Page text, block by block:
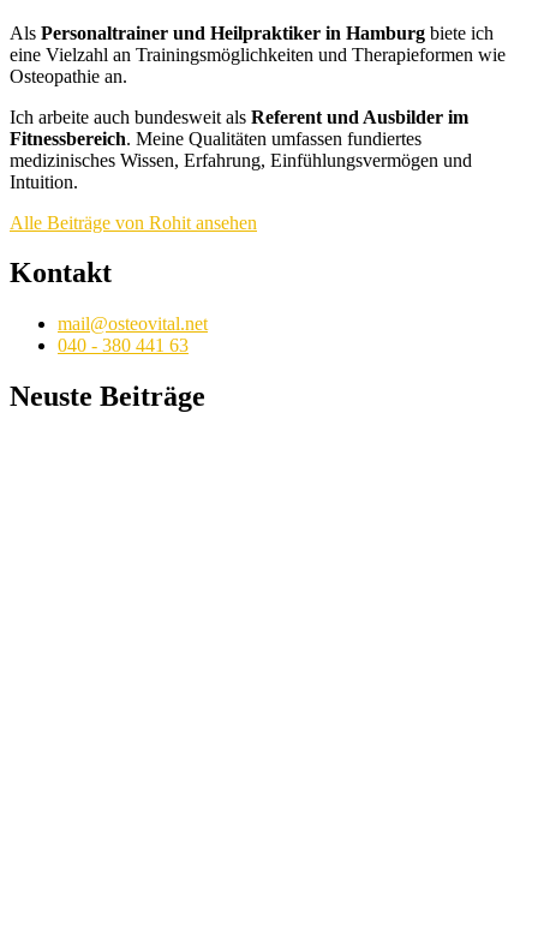
Als Personaltrainer und Heilpraktiker in Hamburg biete ich
eine Vielzahl an Trainingsmöglichkeiten und Therapieformen wie
Osteopathie an.
Ich arbeite auch bundesweit als Referent und Ausbilder im
Fitnessbereich. Meine Qualitäten umfassen fundiertes
medizinisches Wissen, Erfahrung, Einfühlungsvermögen und
Intuition.
Alle Beiträge von Rohit ansehen
Kontakt
mail@osteovital.net
040 - 380 441 63
Neuste Beiträge